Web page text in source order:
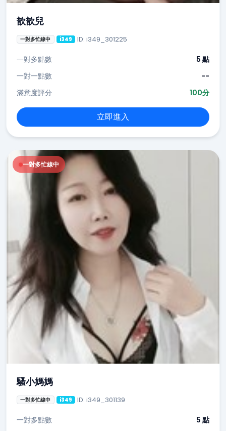
歆歆兒
一對多忙線中 i349 ID: i349_301225
一對多點數
5 點
一對一點數
--
滿意度評分
100分
立即進入
一對多忙線中
騷小媽媽
一對多忙線中 i349 ID: i349_301139
一對多點數 5 點